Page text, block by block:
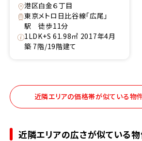
港区白金６丁目
東京メトロ日比谷線「広尾」
駅 徒歩11分
1LDK+S 61.98㎡ 2017年4月
築 7階/19階建て
近隣エリアの価格帯が似ている物
近隣エリアの広さが似ている